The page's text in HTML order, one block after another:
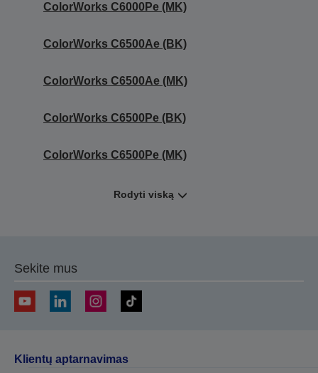
ColorWorks C6000Pe (MK)
ColorWorks C6500Ae (BK)
ColorWorks C6500Ae (MK)
ColorWorks C6500Pe (BK)
ColorWorks C6500Pe (MK)
Rodyti viską
Sekite mus
Klientų aptarnavimas